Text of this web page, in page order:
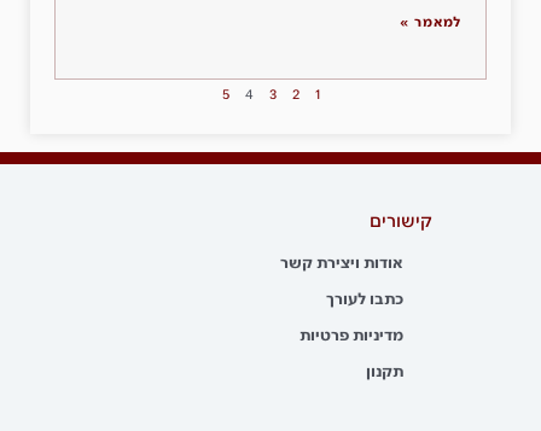
למאמר »
1
2
3
4
5
קישורים
אודות ויצירת קשר
כתבו לעורך
מדיניות פרטיות
תקנון